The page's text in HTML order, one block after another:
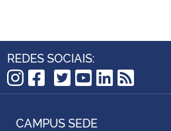
REDES SOCIAIS:
Instagram
Facebook
TikTok
Twitter
YouTube
LinkedIn
RSS
CAMPUS SEDE